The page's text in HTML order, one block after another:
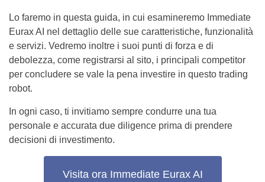
Lo faremo in questa guida, in cui esamineremo Immediate
Eurax AI nel dettaglio delle sue caratteristiche, funzionalità
e servizi. Vedremo inoltre i suoi punti di forza e di
debolezza, come registrarsi al sito, i principali competitor
per concludere se vale la pena investire in questo trading
robot.
In ogni caso, ti invitiamo sempre condurre una tua
personale e accurata due diligence prima di prendere
decisioni di investimento.
Visita ora Immediate Eurax AI